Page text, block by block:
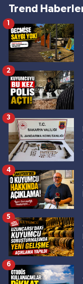
Trend
1
2
3
4
5
6